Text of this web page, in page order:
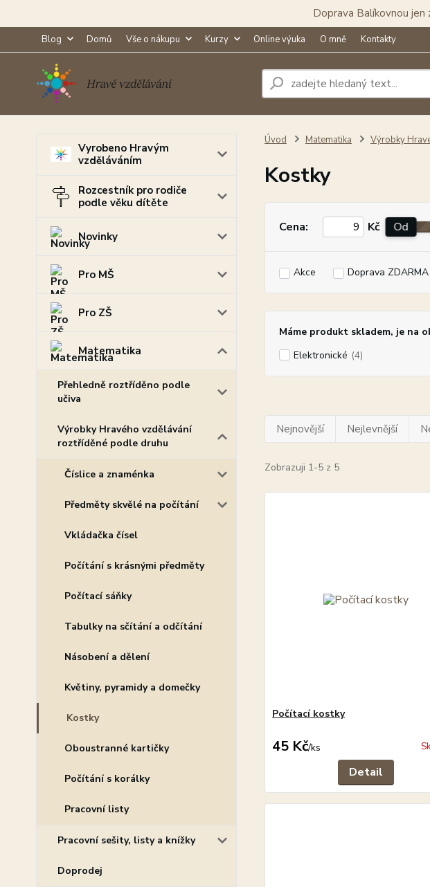
Doprava Balíkovnou jen
Blog Domů Vše o nákupu Kurzy Online výuka O mně Kontakty
Vyrobeno Hravým
vzděláváním
Rozcestník pro rodiče
podle věku dítěte
Novinky
Pro MŠ
Pro ZŠ
Matematika
Přehledně roztříděno podle
učiva
Výrobky Hravého vzdělávání
roztříděné podle druhu
Číslice a znaménka
Předměty skvělé na počítání
Vkládačka čísel
Počítání s krásnými předměty
Počítací sáňky
Tabulky na sčítání a odčítání
Násobení a dělení
Květiny, pyramidy a domečky
Kostky
Oboustranné kartičky
Počítání s korálky
Pracovní listy
Pracovní sešity, listy a knížky
Doprodej
Úvod Matematika Výrobky
Kostky
Cena: Kč Od
Akce Doprava ZDARMA
Máme produkt skladem, je na
Elektronické (4)
Nejnovější Nejlevnější
Zobrazuji 1-5 z 5
Počítací kostky
45 Kč/ks
Detail